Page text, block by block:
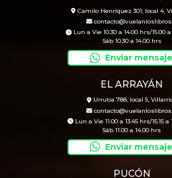
Camilo Henríquez 301, local 4,
Lun a Vie 10.30 a 14.00 hrs/15.00 a
Sáb 10.30 a 14.00 hrs
Enviar mensaje
EL ARRAYÁN
Urrutia 788, local 5,
Lun a Vie 11.00 a 13.45 hrs/15.15 a
Sáb 11.00 a 14.00 hrs
Enviar mensaje
PUCÓN